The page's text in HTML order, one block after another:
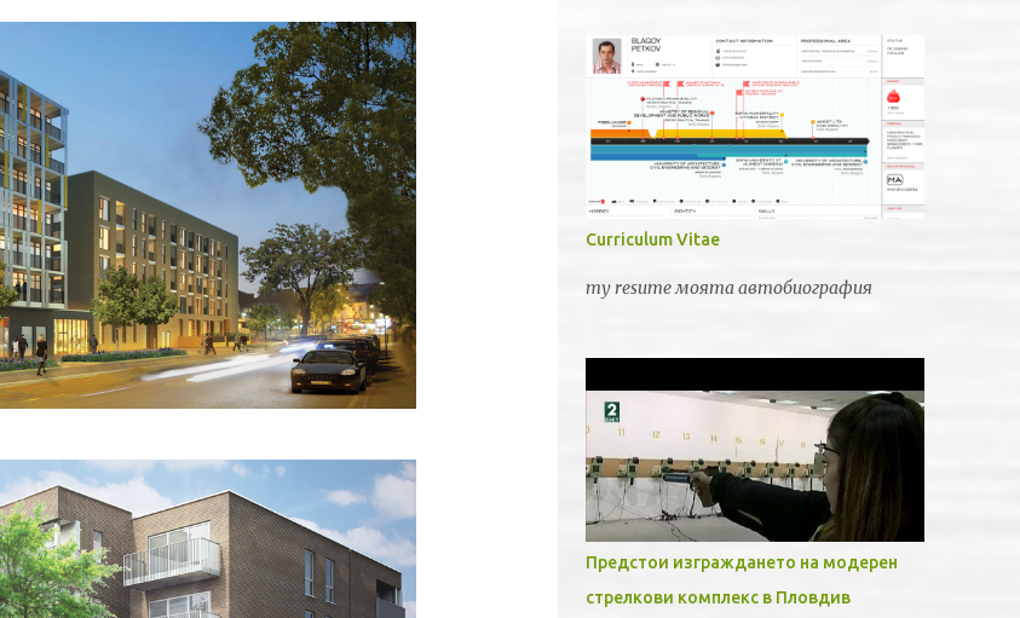
Curriculum Vitae
my resume моята автобиография
Предстои изграждането на модерен
стрелкови комплекс в Пловдив